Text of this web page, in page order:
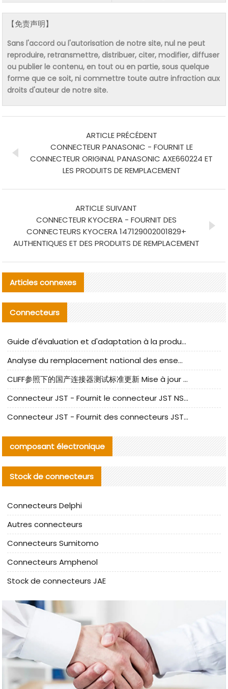
【免责声明】
Sans l'accord ou l'autorisation de notre site, nul ne peut
reproduire, retransmettre, distribuer, citer, modifier, diffuser
ou publier le contenu, en tout ou en partie, sous quelque
forme que ce soit, ni commettre toute autre infraction aux
droits d'auteur de notre site.
ARTICLE PRÉCÉDENT
CONNECTEUR PANASONIC - FOURNIT LE
CONNECTEUR ORIGINAL PANASONIC AXE660224 ET
LES PRODUITS DE REMPLACEMENT
ARTICLE SUIVANT
CONNECTEUR KYOCERA - FOURNIT DES
CONNECTEURS KYOCERA 147129002001829+
AUTHENTIQUES ET DES PRODUITS DE REMPLACEMENT
Articles connexes
Connecteurs
Guide d'évaluation et d'adaptation à la production des composants de câbles nationaux CNC Tech
Analyse du remplacement national des ensembles de câbles à fréquence élevée I-PEX
CLIFF参照下的国产连接器测试标准更新 Mise à jour des normes de test des connecteurs nationaux sous la référence CLIFF
Connecteur JST - Fournit le connecteur JST NSHR-02V-S original | Équivalent
Connecteur JST - Fournit des connecteurs JST GHR-09V-S authentiques et des produits de remplacement|
composant électronique
Stock de connecteurs
Connecteurs Delphi
Autres connecteurs
Connecteurs Sumitomo
Connecteurs Amphenol
Stock de connecteurs JAE